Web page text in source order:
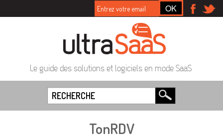
Le guide des solutions et logiciels en mode SaaS
TonRDV